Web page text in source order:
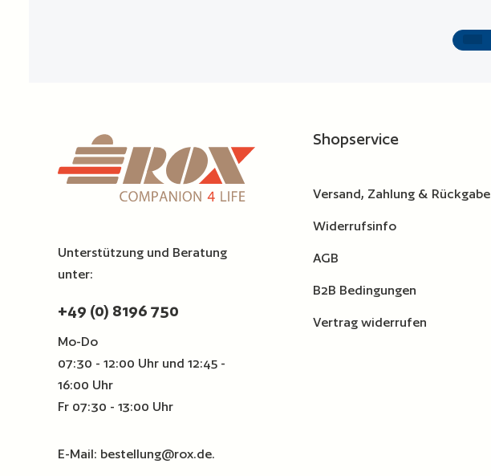
Unterstützung und Beratung
unter:
+49 (0) 8196 750
Mo-Do
07:30 - 12:00 Uhr und 12:45 -
16:00 Uhr
Fr 07:30 - 13:00 Uhr
E-Mail: bestellung@rox.de.
Shopservice
Versand, Zahlung & Rückgabe
Widerrufsinfo
AGB
B2B Bedingungen
Vertrag widerrufen